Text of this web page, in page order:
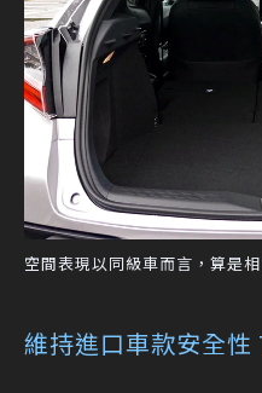
空間表現以同級車而言，算是
維持進口車款安全性